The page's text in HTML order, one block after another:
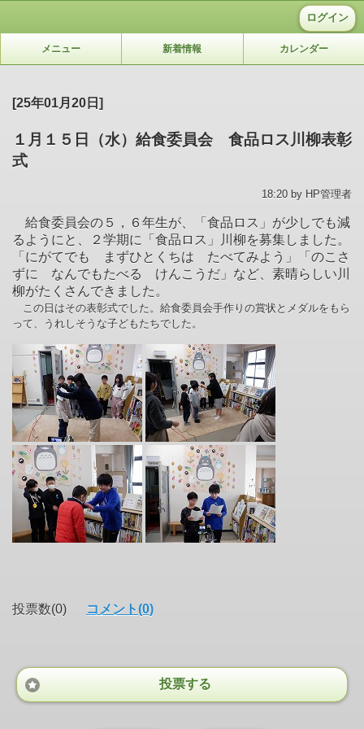
ログイン
メニュー 新着情報 カレンダー
[25年01月20日]
１月１５日（水）給食委員会 食品ロス川柳表彰
式
18:20 by HP管理者
給食委員会の５，６年生が、「食品ロス」が少しでも減
るようにと、２学期に「食品ロス」川柳を募集しました。
「にがてでも まずひとくちは たべてみよう」「のこさ
ずに なんでもたべる けんこうだ」など、素晴らしい川
柳がたくさんできました。
この日はその表彰式でした。給食委員会手作りの賞状とメダルをもら
って、うれしそうな子どもたちでした。
投票数(0) コメント(0)
投票する